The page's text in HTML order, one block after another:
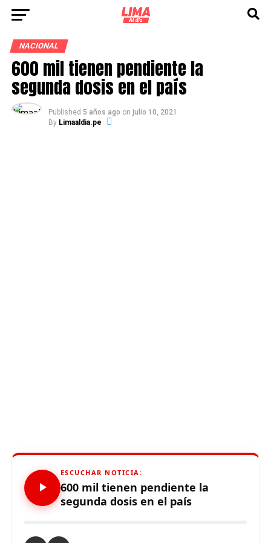
NACIONAL
600 mil tienen pendiente la
segunda dosis en el país
Published 5 años ago on julio 10, 2021
By Limaaldia.pe
ESCUCHAR NOTICIA:
600 mil tienen pendiente la
segunda dosis en el país